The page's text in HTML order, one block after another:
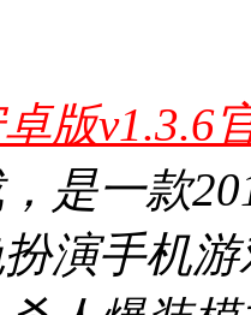
版v1.3.6
是一款
演手机